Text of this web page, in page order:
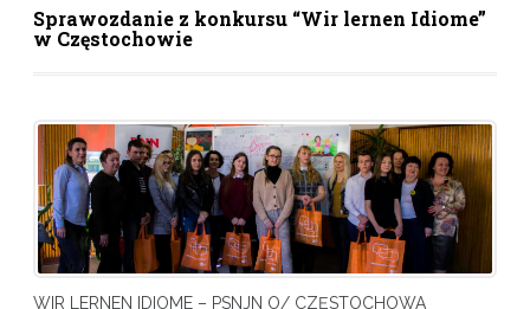
Sprawozdanie z konkursu “Wir lernen Idiome”
w Częstochowie
WIR LERNEN IDIOME – PSNJN O/ CZĘSTOCHOWA